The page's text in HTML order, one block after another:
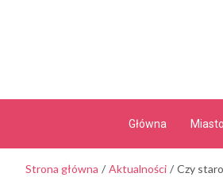
Główna Miasto
Strona główna Aktualności Czy